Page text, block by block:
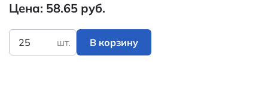
Цена: 58.65 руб.
шт. В корзину